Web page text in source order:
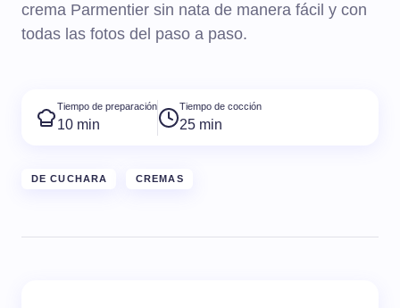
crema Parmentier sin nata de manera fácil y con
todas las fotos del paso a paso.
Tiempo de preparación
10 min
Tiempo de cocción
25 min
DE CUCHARA CREMAS